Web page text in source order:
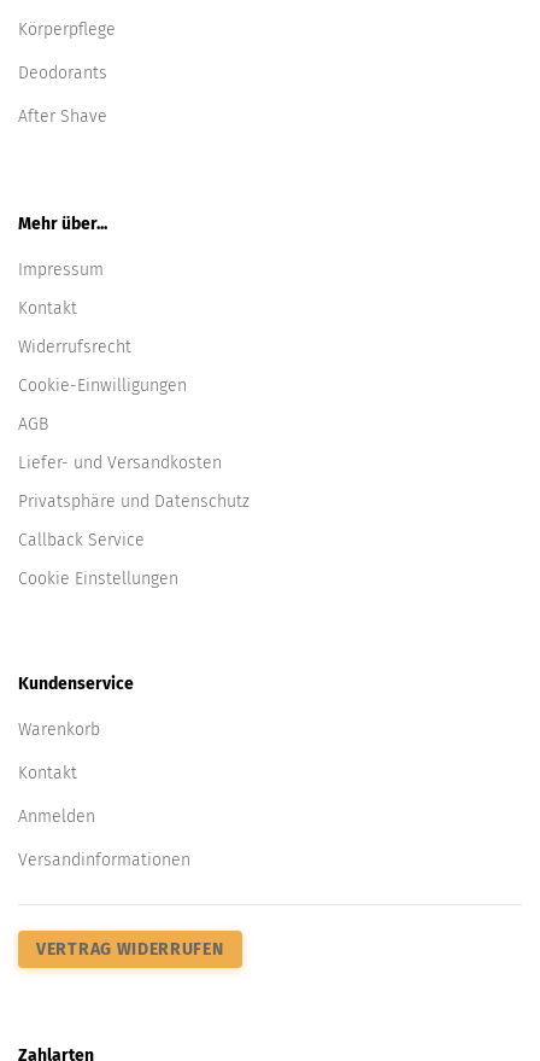
Körperpflege
Deodorants
After Shave
Mehr über...
Impressum
Kontakt
Widerrufsrecht
Cookie-Einwilligungen
AGB
Liefer- und Versandkosten
Privatsphäre und Datenschutz
Callback Service
Cookie Einstellungen
Kundenservice
Warenkorb
Kontakt
Anmelden
Versandinformationen
VERTRAG WIDERRUFEN
Zahlarten